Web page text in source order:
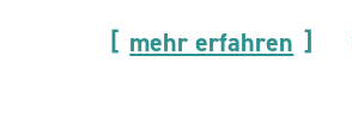
mehr erfahren